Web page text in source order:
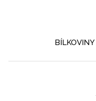
BÍLKOVINY